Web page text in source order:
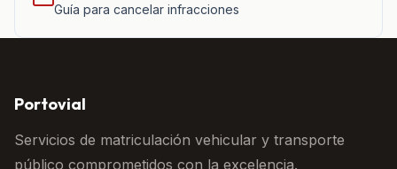
Guía para cancelar infracciones
Portovial
Servicios de matriculación vehicular y transporte
público comprometidos con la excelencia.